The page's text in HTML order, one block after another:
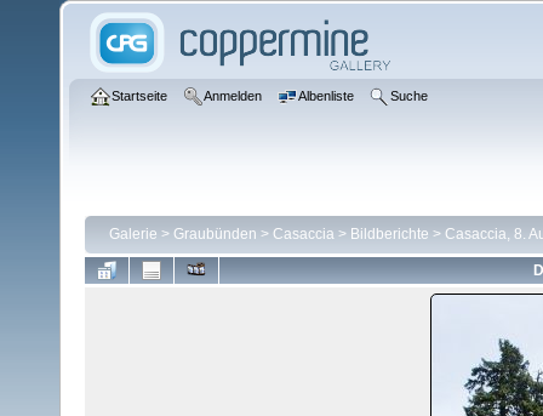
Startseite Anmelden Albenliste Suche
Galerie > Graubünden > Casaccia > Bildberichte > Casaccia, 8.